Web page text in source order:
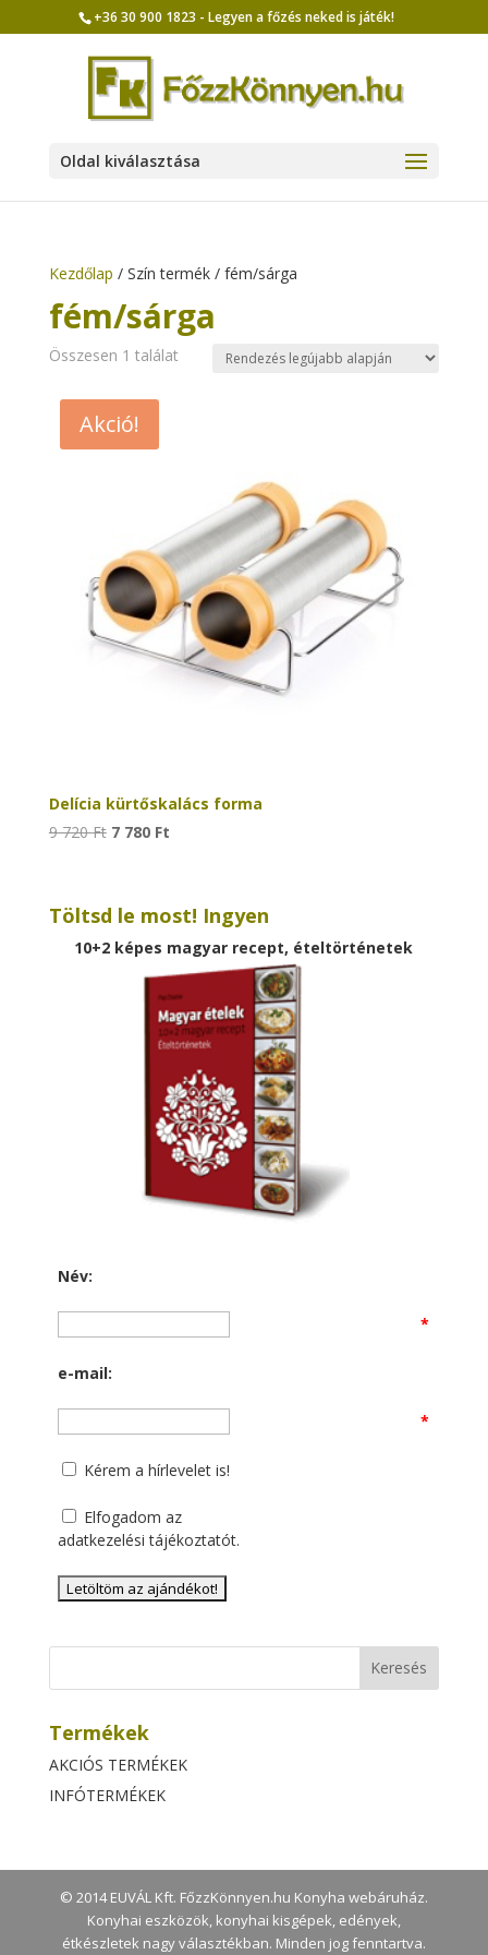
+36 30 900 1823 - Legyen a főzés neked is játék!
Oldal kiválasztása
Kezdőlap / Szín termék / fém/sárga
fém/sárga
Összesen 1 találat
Akció!
Delícia kürtőskalács forma
9 720Ft Original
9
7 780 FtCurrent
Töltsd le most! Ingyen
10+2 képes magyar recept, ételtörténetek
Név:
*
e-mail:
*
Kérem a hírlevelet is!
Elfogadom az
adatkezelési tájékoztatót.
Termékek
AKCIÓS TERMÉKEK
INFÓTERMÉKEK
© 2014 EUVÁL Kft. FőzzKönnyen.hu Konyha webáruház.
Konyhai eszközök, konyhai kisgépek, edények,
étkészletek nagy választékban. Minden jog fenntartva.